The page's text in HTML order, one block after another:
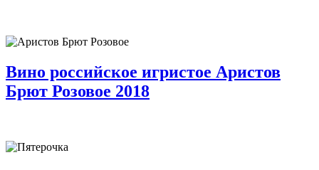
Вино российское игристое Аристов
Брют Розовое 2018